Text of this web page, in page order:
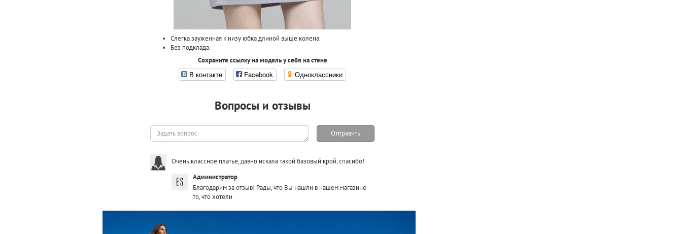
Слегка зауженная к низу юбка длиной выше колена.
Без подклада.
Сохраните ссылку на модель у себя на стене
В контакте Facebook Одноклассники
Вопросы и отзывы
Задать
вопрос
Отправить
Очень классное платье, давно искала такой базовый крой, спасибо!
Администратор
Благодарим за отзыв! Рады, что Вы нашли в нашем магазине
то, что хотели